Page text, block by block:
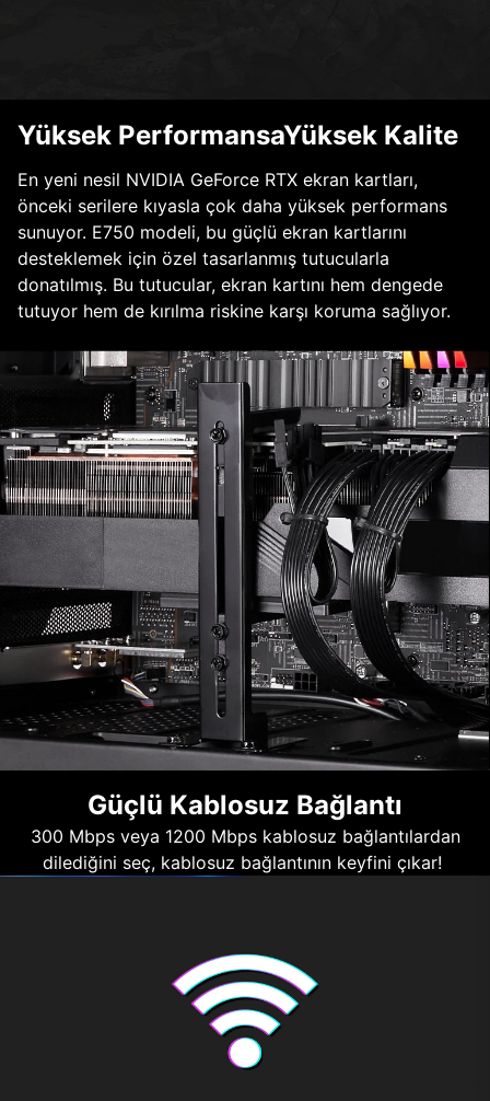
Yüksek PerformansaYüksek Kalite
En yeni nesil NVIDIA GeForce RTX ekran kartları,
önceki serilere kıyasla çok daha yüksek performans
sunuyor. E750 modeli, bu güçlü ekran kartlarını
desteklemek için özel tasarlanmış tutucularla
donatılmış. Bu tutucular, ekran kartını hem dengede
tutuyor hem de kırılma riskine karşı koruma sağlıyor.
Güçlü Kablosuz Bağlantı
300 Mbps veya 1200 Mbps kablosuz bağlantılardan
dilediğini seç, kablosuz bağlantının keyfini çıkar!